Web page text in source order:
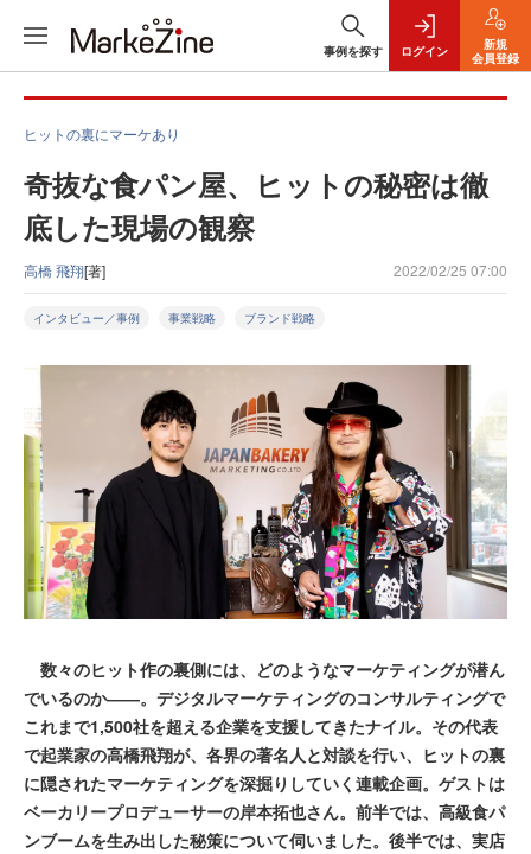
事例を探す ログイン
新規
会員登録
ヒットの裏にマーケあり
奇抜な食パン屋、ヒットの秘密は徹
底した現場の観察
高橋 飛翔[著] 2022/02/25 07:00
インタビュー／事例 事業戦略 ブランド戦略
数々のヒット作の裏側には、どのようなマーケティングが潜ん
でいるのか――。デジタルマーケティングのコンサルティングで
これまで1,500社を超える企業を支援してきたナイル。その代表
で起業家の高橋飛翔が、各界の著名人と対談を行い、ヒットの裏
に隠されたマーケティングを深掘りしていく連載企画。ゲストは
ベーカリープロデューサーの岸本拓也さん。前半では、高級食パ
ンブームを生み出した秘策について伺いました。後半では、実店